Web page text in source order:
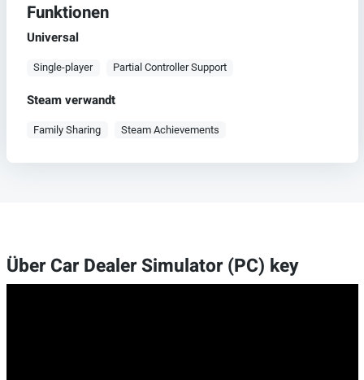
Funktionen
Universal
Single-player Partial Controller Support
Steam verwandt
Family Sharing Steam Achievements
Über Car Dealer Simulator (PC) key